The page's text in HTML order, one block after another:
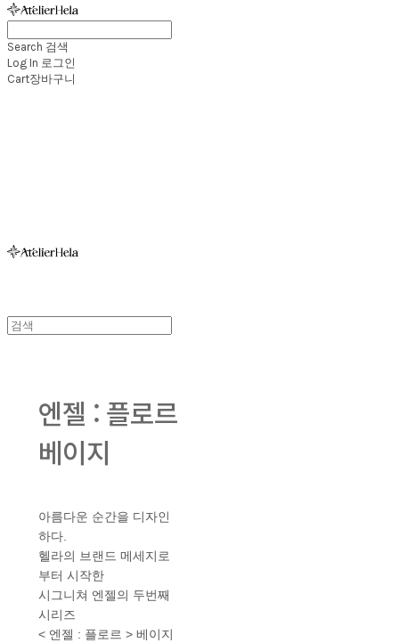
Search 검색
Log In 로그인
Cart장바구니
엔젤 : 플로르
베이지
아름다운 순간을 디자인
하다.
헬라의 브랜드 메세지로
부터 시작한
시그니쳐 엔젤의 두번째
시리즈
< 엔젤 : 플로르 > 베이지